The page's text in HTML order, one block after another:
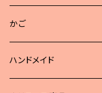
かご
ハンドメイド